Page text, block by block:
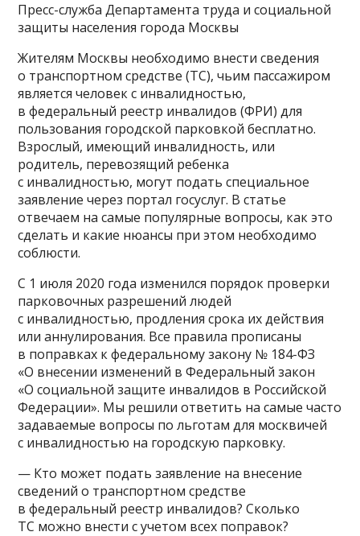
Пресс-служба Департамента труда и социальной
защиты населения города Москвы
Жителям Москвы необходимо внести сведения
о транспортном средстве (ТС), чьим пассажиром
является человек с инвалидностью,
в федеральный реестр инвалидов (ФРИ) для
пользования городской парковкой бесплатно.
Взрослый, имеющий инвалидность, или
родитель, перевозящий ребенка
с инвалидностью, могут подать специальное
заявление через портал госуслуг. В статье
отвечаем на самые популярные вопросы, как это
сделать и какие нюансы при этом необходимо
соблюсти.
С 1 июля 2020 года изменился порядок проверки
парковочных разрешений людей
с инвалидностью, продления срока их действия
или аннулирования. Все правила прописаны
в поправках к федеральному закону № 184-ФЗ
«О внесении изменений в Федеральный закон
«О социальной защите инвалидов в Российской
Федерации». Мы решили ответить на самые часто
задаваемые вопросы по льготам для москвичей
с инвалидностью на городскую парковку.
— Кто может подать заявление на внесение
сведений о транспортном средстве
в федеральный реестр инвалидов? Сколько
ТС можно внести с учетом всех поправок?